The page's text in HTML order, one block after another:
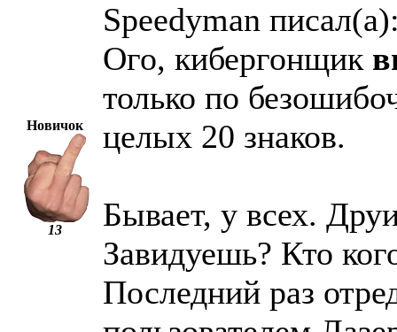
Новичок
13
Speedyman
Ого, кибергонщик
только по
целых 20 знаков.
Бывает, у всех.
Завидуешь? Кто
Последний раз